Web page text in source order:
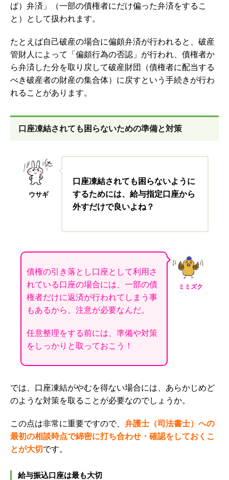
ぱ）弁済」（一部の債権者にだけ偏った弁済をするこ
と）として扱われます。
たとえば自己破産の場合に偏頗弁済が行われると、破産
管財人によって「偏頗行為の否認」が行われ、債権者か
ら弁済した分を取り戻して破産財団（債権者に配当する
べき破産者の財産の集合体）に戻すという手続きが行わ
れることがあります。
口座凍結されても困らないための準備と対策
ウサギ
口座凍結されても困らないように
するためには、給与指定口座から
外すだけで良いよね？
ミミズク
債権の引き落とし口座として利用さ
れている口座の場合には、一部の債
権者だけに返済が行われてしまう事
もあるから、注意が必要なんだ。
任意整理をする前には、準備や対策
をしっかりと取っておこう！
では、口座凍結がやむを得ない場合には、あらかじめど
のような対策を取ることが必要なのでしょうか。
この点は非常に重要ですので、 弁護士（司法書士）への
最初の相談時点で綿密に打ち合わせ・確認をしておくこ
とが大切です。
給与振込口座は最も大切